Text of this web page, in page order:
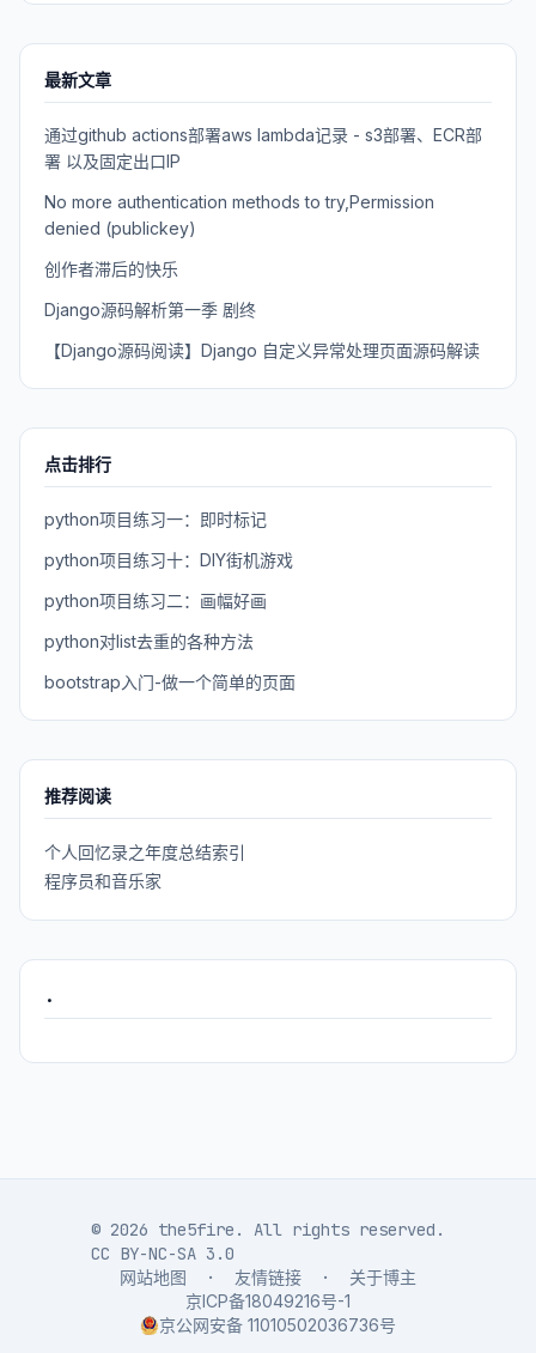
最新文章
通过github actions部署aws lambda记录 - s3部署、ECR部
署 以及固定出口IP
No more authentication methods to try,Permission
denied (publickey)
创作者滞后的快乐
Django源码解析第一季 剧终
【Django源码阅读】Django 自定义异常处理页面源码解读
点击排行
python项目练习一：即时标记
python项目练习十：DIY街机游戏
python项目练习二：画幅好画
python对list去重的各种方法
bootstrap入门-做一个简单的页面
推荐阅读
个人回忆录之年度总结索引
程序员和音乐家
.
© 2026 the5fire. All rights reserved.
CC BY-NC-SA 3.0
网站地图 · 友情链接 · 关于博主
京ICP备18049216号-1
京公网安备 11010502036736号